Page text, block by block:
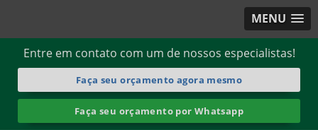
MENU
Entre em contato com um de nossos especialistas!
Faça seu orçamento agora mesmo
Faça seu orçamento por Whatsapp